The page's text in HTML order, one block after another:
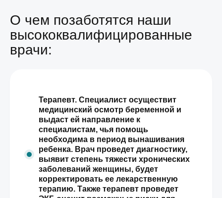
О чем позаботятся наши
высококвалифицированные
врачи:
Терапевт. Специалист осуществит
медицинский осмотр беременной и
выдаст ей направление к
специалистам, чья помощь
необходима в период вынашивания
ребенка. Врач проведет диагностику,
выявит степень тяжести хронических
заболеваний женщины, будет
корректировать ее лекарственную
терапию. Также терапевт проведет